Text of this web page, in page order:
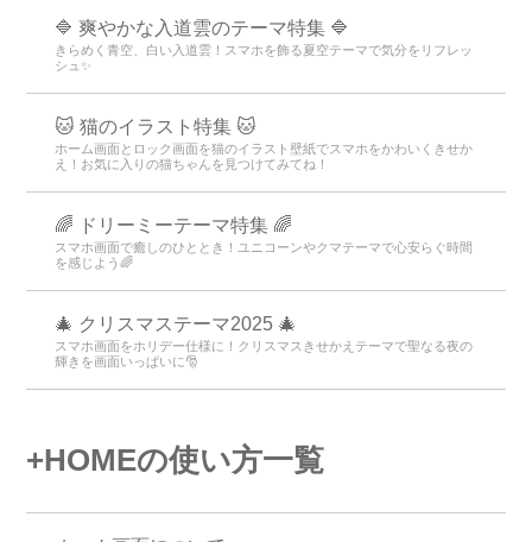
🔷 爽やかな入道雲のテーマ特集 🔷
きらめく青空、白い入道雲！スマホを飾る夏空テーマで気分をリフレッ
シュ✨
🐱 猫のイラスト特集 🐱
ホーム画面とロック画面を猫のイラスト壁紙でスマホをかわいくきせか
え！お気に入りの猫ちゃんを見つけてみてね！
🌈 ドリーミーテーマ特集 🌈
スマホ画面で癒しのひととき！ユニコーンやクマテーマで心安らぐ時間
を感じよう🌈
🎄 クリスマステーマ2025 🎄
スマホ画面をホリデー仕様に！クリスマスきせかえテーマで聖なる夜の
輝きを画面いっぱいに🎅
+HOMEの使い方一覧